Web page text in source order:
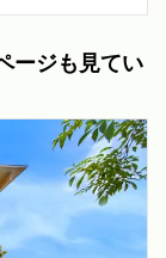
ージも見てい